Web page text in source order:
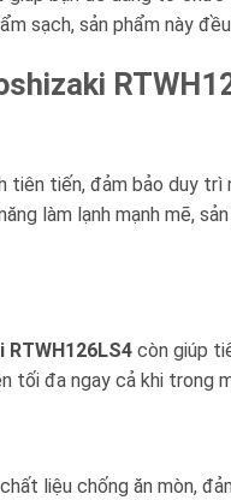
sạch, sản phẩm này
tiên tiến, đảm bảo duy trì
làm lạnh mạnh mẽ,
RTWH126LS4 còn giúp
tối đa ngay cả khi trong
liệu chống ăn mòn,